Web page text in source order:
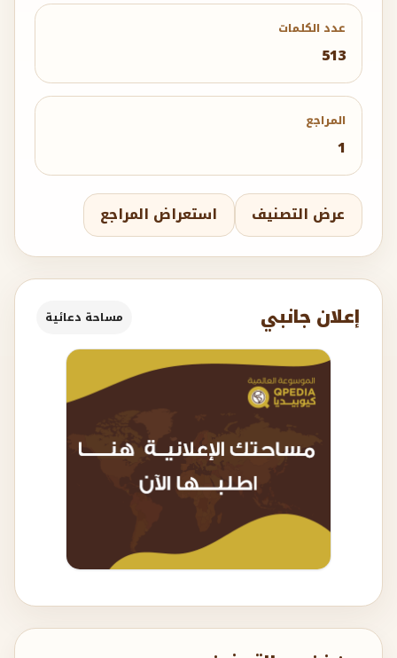
عدد الكلمات
513
المراجع
1
عرض التصنيف استعراض المراجع
إعلان جانبي مساحة دعائية